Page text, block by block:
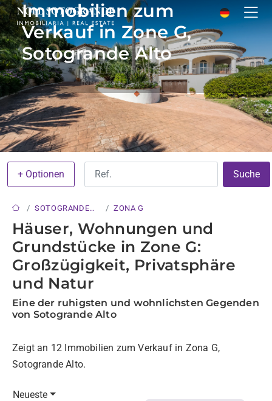
Immobilien zum
Verkauf in Zone G,
Sotogrande Alto
+ Optionen Suche
SOTOGRANDE
ZONA G
Häuser, Wohnungen und
Grundstücke in Zone G:
Großzügigkeit, Privatsphäre
und Natur
Eine der ruhigsten und wohnlichsten Gegenden
von Sotogrande Alto
Zeigt an 12 Immobilien zum Verkauf in Zona G,
Sotogrande Alto.
Neueste